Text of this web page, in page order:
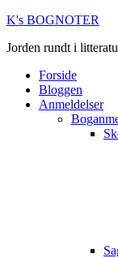
K's BOGNOTER
Jorden rundt i
Forside
Bloggen
Anmeldelser